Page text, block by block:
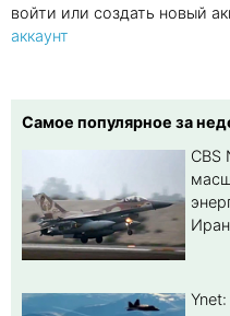
войти или создать новый
аккаунт
Самое популярное за
CBS